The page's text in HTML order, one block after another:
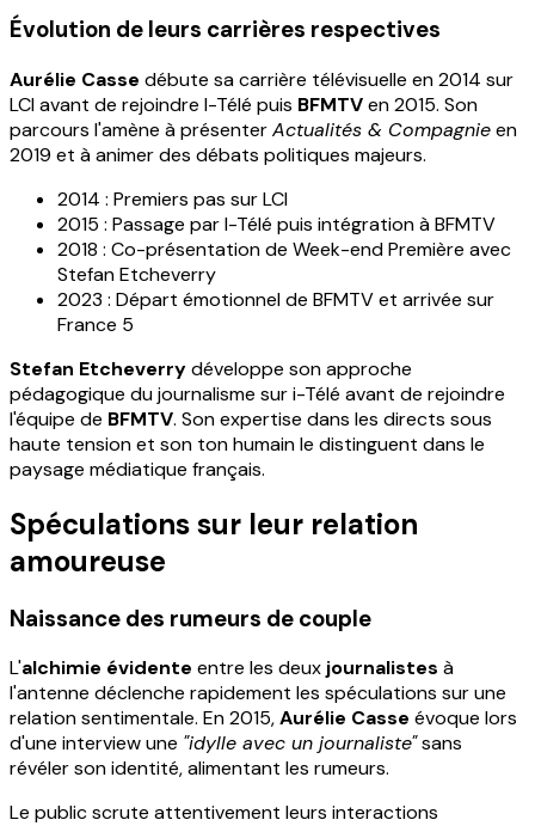
Évolution de leurs carrières respectives
Aurélie Casse débute sa carrière télévisuelle en 2014 sur
LCI avant de rejoindre I-Télé puis BFMTVen 2015. Son
parcours l'amène à présenterActualités & Compagnieen
2019 et à animer des débats politiques majeurs.
2014 : Premiers pas sur LCI
2015 : Passage par I-Télé puis intégration à BFMTV
2018 : Co-présentation de Week-end Première avec
Stefan Etcheverry
2023 : Départ émotionnel de BFMTV et arrivée sur
France 5
Stefan Etcheverrydéveloppe son approche
pédagogique du journalisme sur i-Télé avant de rejoindre
l'équipe de BFMTV. Son expertise dans les directs sous
haute tension et son ton humain le distinguent dans le
paysage médiatique français.
Spéculations sur leur relation
amoureuse
Naissance des rumeurs de couple
L'alchimie évidente entre les deux journalistes à
l'antenne déclenche rapidement les spéculations sur une
relation sentimentale. En 2015,Aurélie Casse évoque lors
d'une interview une "idylle avec un journaliste"sans
révéler son identité, alimentant les rumeurs.
Le public scrute attentivement leurs interactions